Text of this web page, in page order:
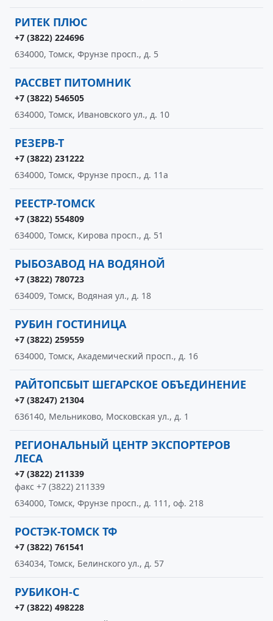
РИТЕК ПЛЮС
+7 (3822) 224696
634000, Томск, Фрунзе просп., д. 5
РАССВЕТ ПИТОМНИК
+7 (3822) 546505
634000, Томск, Ивановского ул., д. 10
РЕЗЕРВ-Т
+7 (3822) 231222
634000, Томск, Фрунзе просп., д. 11а
РЕЕСТР-ТОМСК
+7 (3822) 554809
634000, Томск, Кирова просп., д. 51
РЫБОЗАВОД НА ВОДЯНОЙ
+7 (3822) 780723
634009, Томск, Водяная ул., д. 18
РУБИН ГОСТИНИЦА
+7 (3822) 259559
634000, Томск, Академический просп., д. 16
РАЙТОПСБЫТ ШЕГАРСКОЕ ОБЪЕДИНЕНИЕ
+7 (38247) 21304
636140, Мельниково, Московская ул., д. 1
РЕГИОНАЛЬНЫЙ ЦЕНТР ЭКСПОРТЕРОВ
ЛЕСА
+7 (3822) 211339
факс +7 (3822) 211339
634000, Томск, Фрунзе просп., д. 111, оф. 218
РОСТЭК-ТОМСК ТФ
+7 (3822) 761541
634034, Томск, Белинского ул., д. 57
РУБИКОН-С
+7 (3822) 498228